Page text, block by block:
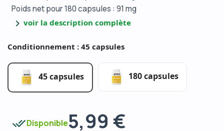
Poids net pour 180 capsules : 91 mg
chevron_right voir la description complète
Conditionnement : 45 capsules
45 capsules 180 capsules
done_allDisponible5,99 €